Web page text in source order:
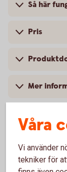
Så här
Pris
Mer
Börja
Våra
Vi använder
tekniker för